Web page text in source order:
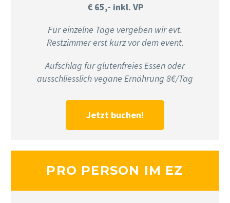
€ 65,- inkl. VP
Für einzelne Tage vergeben wir evt.
Restzimmer erst kurz vor dem event.
Aufschlag für glutenfreies Essen oder
ausschliesslich vegane Ernährung 8€/Tag
Jetzt buchen!
PRO PERSON IM EZ